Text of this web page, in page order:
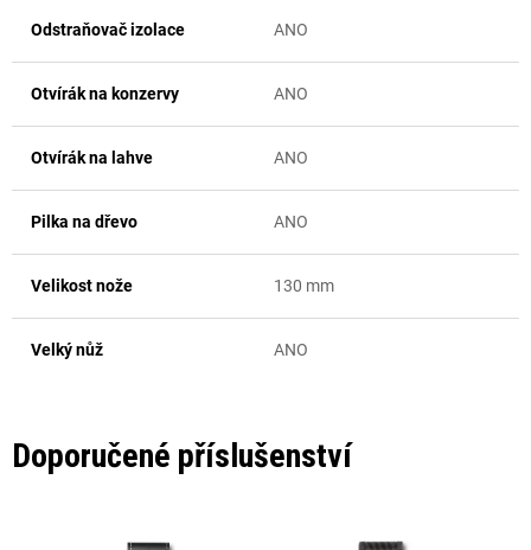
Odstraňovač izolace ANO
Otvírák na konzervy ANO
Otvírák na lahve ANO
Pilka na dřevo ANO
Velikost nože 130 mm
Velký nůž ANO
Doporučené příslušenství